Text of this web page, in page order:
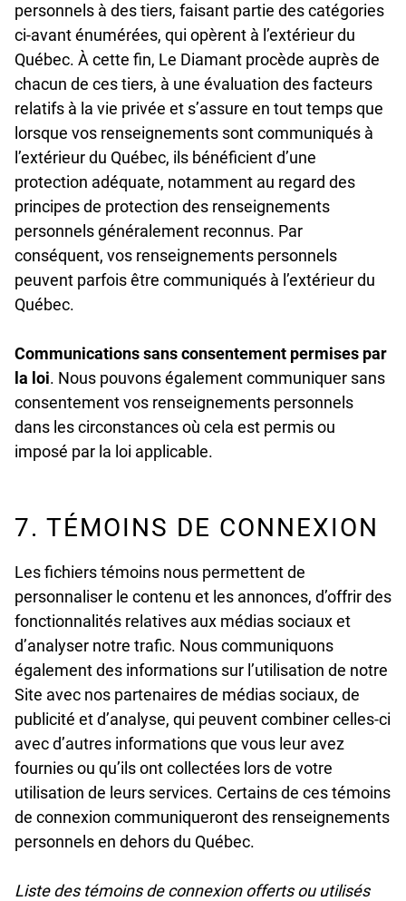
personnels à des tiers, faisant partie des catégories
ci-avant énumérées, qui opèrent à l’extérieur du
Québec. À cette fin, Le Diamant procède auprès de
chacun de ces tiers, à une évaluation des facteurs
relatifs à la vie privée et s’assure en tout temps que
lorsque vos renseignements sont communiqués à
l’extérieur du Québec, ils bénéficient d’une
protection adéquate, notamment au regard des
principes de protection des renseignements
personnels généralement reconnus. Par
conséquent, vos renseignements personnels
peuvent parfois être communiqués à l’extérieur du
Québec.
Communications sans consentement permises par
la loi. Nous pouvons également communiquer sans
consentement vos renseignements personnels
dans les circonstances où cela est permis ou
imposé par la loi applicable.
7. TÉMOINS DE CONNEXION
Les fichiers témoins nous permettent de
personnaliser le contenu et les annonces, d’offrir des
fonctionnalités relatives aux médias sociaux et
d’analyser notre trafic. Nous communiquons
également des informations sur l’utilisation de notre
Site avec nos partenaires de médias sociaux, de
publicité et d’analyse, qui peuvent combiner celles-ci
avec d’autres informations que vous leur avez
fournies ou qu’ils ont collectées lors de votre
utilisation de leurs services. Certains de ces témoins
de connexion communiqueront des renseignements
personnels en dehors du Québec.
Liste des témoins de connexion offerts ou utilisés